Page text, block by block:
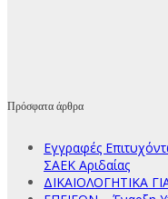
Πρόσφατα άρθρα
Εγγραφές
ΣΑΕΚ Αριδαίας
ΔΙΚΑΙΟΛΟΓΗΤΙΚΑ